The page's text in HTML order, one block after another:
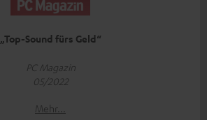
„Top-Sound fürs Geld“
PC Magazin
05/2022
Mehr...